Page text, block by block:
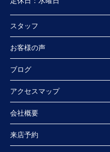
スタッフ
お客様の声
ブログ
アクセスマップ
会社概要
来店予約